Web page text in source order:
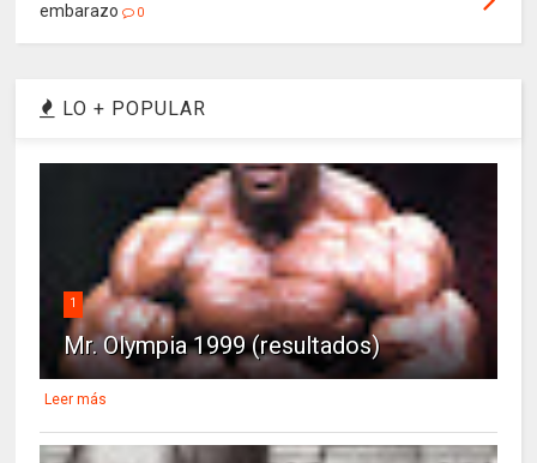
embarazo
0
LO + POPULAR
1
Mr. Olympia 1999 (resultados)
Leer más